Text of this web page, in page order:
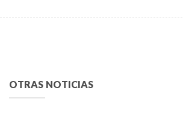
OTRAS NOTICIAS